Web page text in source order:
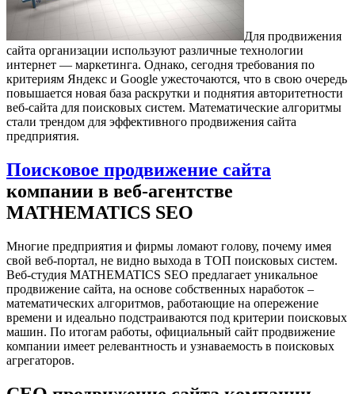
Для продвижения
сайта организации используют различные технологии
интернет — маркетинга. Однако, сегодня требования по
критериям Яндекс и Google ужесточаются, что в свою очередь
повышается новая база раскрутки и поднятия авторитетности
веб-сайта для поисковых систем. Математические алгоритмы
стали трендом для эффективного продвижения сайта
предприятия.
Поисковое продвижение сайта
компании в веб-агентстве
MATHEMATICS SEO
Многие предприятия и фирмы ломают голову, почему имея
свой веб-портал, не видно выхода в ТОП поисковых систем.
Веб-студия MATHEMATICS SEO предлагает уникальное
продвижение сайта, на основе собственных наработок –
математических алгоритмов, работающие на опережение
времени и идеально подстраиваются под критерии поисковых
машин. По итогам работы, официальный сайт продвижение
компании имеет релевантность и узнаваемость в поисковых
агрегаторов.